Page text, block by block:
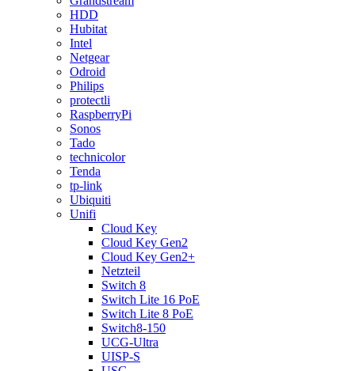
HDD
Hubitat
Intel
Netgear
Odroid
Philips
protectli
RaspberryPi
Sonos
Tado
technicolor
Tenda
tp-link
Ubiquiti
Unifi
Cloud Key
Cloud Key Gen2
Cloud Key Gen2+
Netzteil
Switch 8
Switch Lite 16 PoE
Switch Lite 8 PoE
Switch8-150
UCG-Ultra
UISP-S